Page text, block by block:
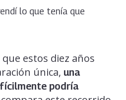
lo que tenía que
estos diez años
única, una
podría